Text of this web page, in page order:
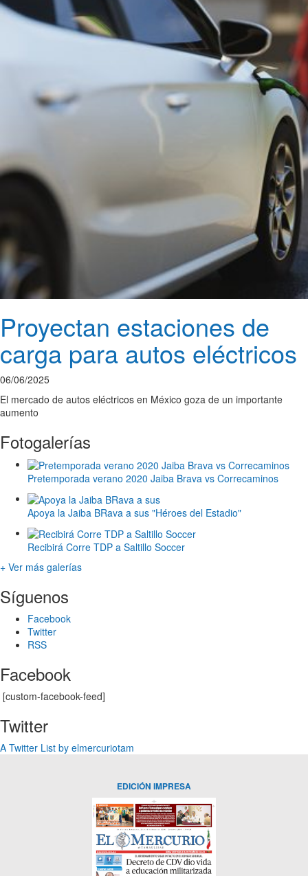
Proyectan estaciones de
carga para autos eléctricos
06/06/2025
El mercado de autos eléctricos en México goza de un importante
aumento
Fotogalerías
Pretemporada verano 2020 Jaiba Brava vs Correcaminos
Apoya la Jaiba BRava a sus "Héroes del Estadio"
Recibirá Corre TDP a Saltillo Soccer
+ Ver más galerías
Síguenos
Facebook
Twitter
RSS
Facebook
[custom-facebook-feed]
Twitter
A Twitter List by elmercuriotam
EDICIÓN IMPRESA